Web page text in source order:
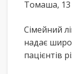
Томаша,
Сімейний
надає
пацієнтів